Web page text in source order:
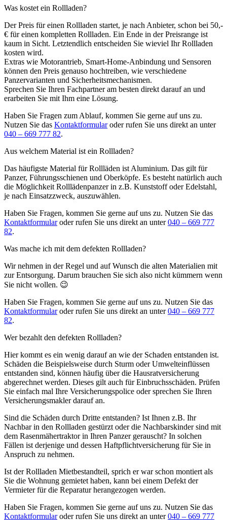
Was kostet ein Rollladen?
Der Preis für einen Rollladen startet, je nach Anbieter, schon bei 50,-
€ für einen kompletten Rollladen. Ein Ende in der Preisrange ist
kaum in Sicht. Letztendlich entscheiden Sie wieviel Ihr Rollladen
kosten wird.
Extras wie Motorantrieb, Smart-Home-Anbindung und Sensoren
können den Preis genauso hochtreiben, wie verschiedene
Panzervarianten und Sicherheitsmechanismen.
Sprechen Sie Ihren Fachpartner am besten direkt darauf an und
erarbeiten Sie mit Ihm eine Lösung.
Haben Sie Fragen zum Ablauf, kommen Sie gerne auf uns zu.
Nutzen Sie das Kontaktformularoder rufen Sie uns direkt an unter
040 – 669 777 82.
Aus welchem Material ist ein Rollladen?
Das häufigste Material für Rollläden ist Aluminium. Das gilt für
Panzer, Führungsschienen und Oberköpfe. Es besteht natürlich auch
die Möglichkeit Rolllädenpanzer in z.B. Kunststoff oder Edelstahl,
je nach Einsatzzweck, auszuwählen.
Haben Sie Fragen, kommen Sie gerne auf uns zu. Nutzen Sie das
Kontaktformularoder rufen Sie uns direkt an unter040 – 669 777
82.
Was mache ich mit dem defekten Rollladen?
Wir nehmen in der Regel und auf Wunsch die alten Materialien mit
zur Entsorgung. Darum brauchen Sie sich also nicht kümmern wenn
Sie nicht wollen. 😉
Haben Sie Fragen, kommen Sie gerne auf uns zu. Nutzen Sie das
Kontaktformularoder rufen Sie uns direkt an unter040 – 669 777
82.
Wer bezahlt den defekten Rollladen?
Hier kommt es ein wenig darauf an wie der Schaden entstanden ist.
Schäden die Beispielsweise durch Sturm oder Umwelteinflüssen
entstanden sind, können häufig über die Hausratversicherung
abgerechnet werden. Dieses gilt auch für Einbruchsschäden. Prüfen
Sie einfach mal Ihre Versicherungspolice oder sprechen Sie Ihren
Versicherungsmakler darauf an.
Sind die Schäden durch Dritte entstanden? Ist Ihnen z.B. Ihr
Nachbar in den Rollladen gestürzt oder die Nachbarskinder sind mit
dem Rasenmähertraktor in Ihren Panzer gerauscht? In solchen
Fällen ist derjenige und dessen Haftpflichtversicherung für Sie in
Anspruch zu nehmen.
Ist der Rollladen Mietbestandteil, sprich er war schon montiert als
Sie die Wohnung gemietet haben, kann bei einem Defekt der
Vermieter für die Reparatur herangezogen werden.
Haben Sie Fragen, kommen Sie gerne auf uns zu. Nutzen Sie das
Kontaktformularoder rufen Sie uns direkt an unter040 – 669 777